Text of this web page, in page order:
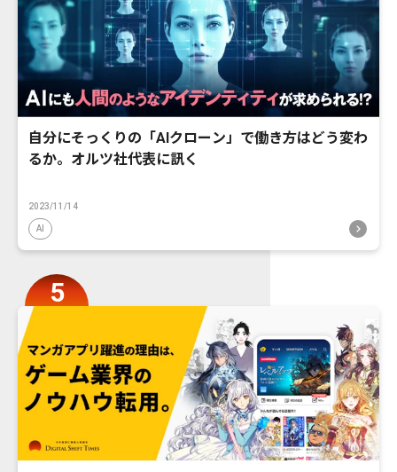
自分にそっくりの「AIクローン」で働き方はどう変わ
るか。オルツ社代表に訊く
2023/11/14
AI